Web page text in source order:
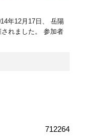
年12月17日、 岳陽
れました。 参加者
712264